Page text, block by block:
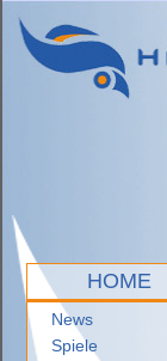
HOME
News
Spiele